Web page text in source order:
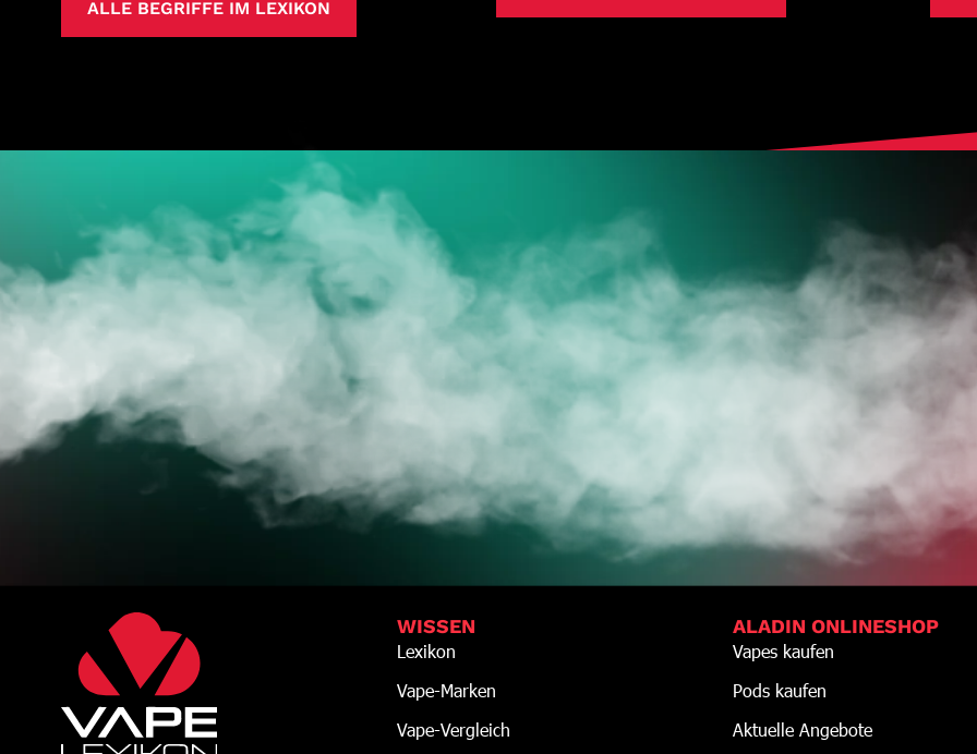
ALLE BEGRIFFE IM LEXIKON
HOL DIR
DEINE VAPES
JETZT ZUM
WISSEN
Lexikon
Vape-Marken
Vape-Vergleich
ALADIN ONLINESHOP
Vapes kaufen
Pods kaufen
Aktuelle Angebote